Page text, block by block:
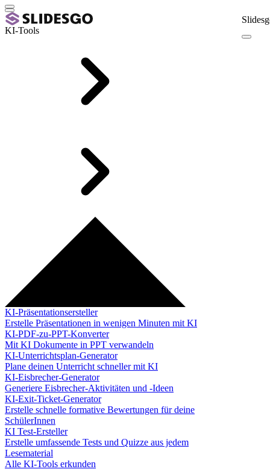
KI-Tools
KI-Präsentationsersteller
Erstelle Präsentationen in wenigen Minuten mit KI
KI-PDF-zu-PPT-Konverter
Mit KI Dokumente in PPT verwandeln
KI-Unterrichtsplan-Generator
Plane deinen Unterricht schneller mit KI
KI-Eisbrecher-Generator
Generiere Eisbrecher-Aktivitäten und -Ideen
KI-Exit-Ticket-Generator
Erstelle schnelle formative Bewertungen für deine
SchülerInnen
KI Test-Ersteller
Erstelle umfassende Tests und Quizze aus jedem
Lesematerial
Alle KI-Tools erkunden